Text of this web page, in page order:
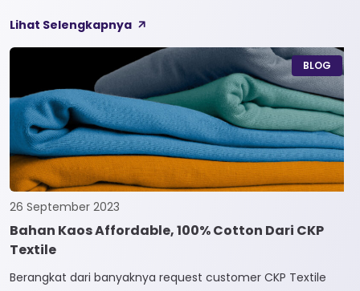
Bycel merupakan kain High-End karena bersifat Fungsional,
dapat digunakan sesuai kebutuhan customer. Selain itu,
kain Bycel juga diberi teknologi teranyar yakni pemberian
dua jenis […]
Lihat Selengkapnya
BLOG
26 September 2023
Bahan Kaos Affordable, 100% Cotton Dari CKP
Textile
Berangkat dari banyaknya request customer CKP Textile